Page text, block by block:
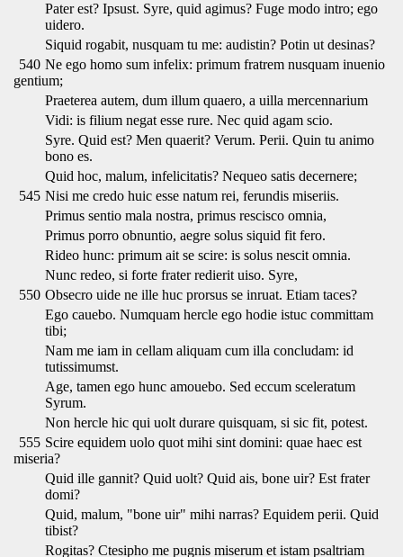
Pater est? Ipsust. Syre, quid agimus? Fuge modo intro; ego
uidero.
Siquid rogabit, nusquam tu me: audistin? Potin ut desinas?
540 Ne ego homo sum infelix: primum fratrem nusquam inuenio
gentium;
Praeterea autem, dum illum quaero, a uilla mercennarium
Vidi: is filium negat esse rure. Nec quid agam scio.
Syre. Quid est? Men quaerit? Verum. Perii. Quin tu animo
bono es.
Quid hoc, malum, infelicitatis? Nequeo satis decernere;
545 Nisi me credo huic esse natum rei, ferundis miseriis.
Primus sentio mala nostra, primus rescisco omnia,
Primus porro obnuntio, aegre solus siquid fit fero.
Rideo hunc: primum ait se scire: is solus nescit omnia.
Nunc redeo, si forte frater redierit uiso. Syre,
550 Obsecro uide ne ille huc prorsus se inruat. Etiam taces?
Ego cauebo. Numquam hercle ego hodie istuc committam
tibi;
Nam me iam in cellam aliquam cum illa concludam: id
tutissimumst.
Age, tamen ego hunc amouebo. Sed eccum sceleratum
Syrum.
Non hercle hic qui uolt durare quisquam, si sic fit, potest.
555 Scire equidem uolo quot mihi sint domini: quae haec est
miseria?
Quid ille gannit? Quid uolt? Quid ais, bone uir? Est frater
domi?
Quid, malum, "bone uir" mihi narras? Equidem perii. Quid
tibist?
Rogitas? Ctesipho me pugnis miserum et istam psaltriam